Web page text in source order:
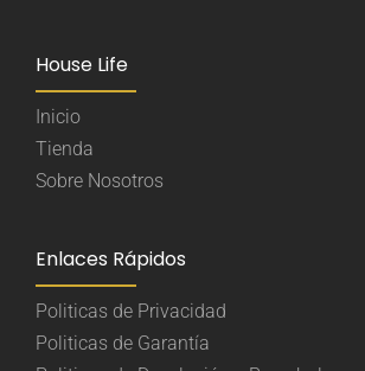
House Life
Inicio
Tienda
Sobre Nosotros
Enlaces Rápidos
Politicas de Privacidad
Politicas de Garantía